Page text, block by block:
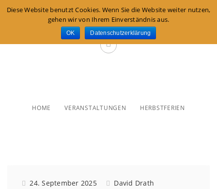
HOME VERANSTALTUNGEN HERBSTFERIEN
24. September 2025 David Drath
Diese Website benutzt Cookies. Wenn Sie die Website weiter nutzen,
gehen wir von Ihrem Einverständnis aus.
OK Datenschutzerklärung